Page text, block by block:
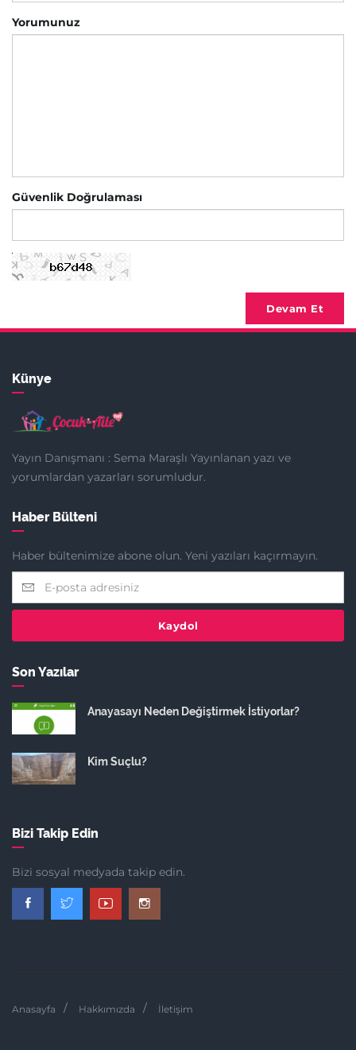
Yorumunuz
Güvenlik Doğrulaması
Devam Et
Künye
Yayın Danışmanı : Sema Maraşlı Yayınlanan yazı ve
yorumlardan yazarları sorumludur.
Haber Bülteni
Haber bültenimize abone olun. Yeni yazıları kaçırmayın.
Kaydol
Son Yazılar
Anayasayı Neden Değiştirmek İstiyorlar?
Kim Suçlu?
Bizi Takip Edin
Bizi sosyal medyada takip edin.
Anasayfa Hakkımızda İletişim